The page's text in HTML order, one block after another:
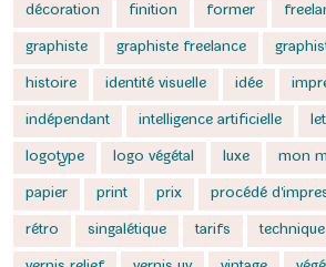
décoration finition former
graphiste graphiste freelance
histoire identité visuelle idée
indépendant intelligence artificielle
logotype logo végétal luxe mon
papier print prix procédé
rétro singalétique tarifs technique